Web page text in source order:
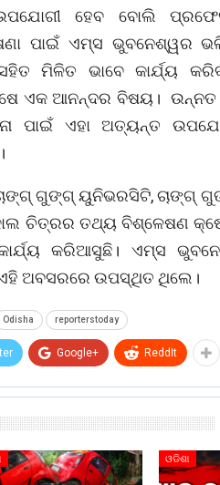
ହେବ ବୋଲି
ପାଇଁ ଏମ୍‌ସ ଭୁବନେଶ୍ୱର
ମିଳିତ ଭାବେ କାର୍ଯ୍ୟ
ଏକ ଆନନ୍ଦର ବିଷୟ। ଉନ୍ନତ
ପାଇଁ ଏହା ଅତ୍ୟନ୍ତ
ଗୁଙ୍ଗ୍‌ ୟୁନିଭରସିଟି, ଚାଙ୍ଗ୍‌
ଚିତ୍ରର ତଥ୍ୟ ବିଶ୍ଳେଷଣ
କରିଆସୁଛି। ଏମ୍‌ସ
ଅବସରରେ ଉପସ୍ଥିତ ଥିଲେ।
Odisha reporterstoday
Google+ ReddIt
ଓଡିଶା